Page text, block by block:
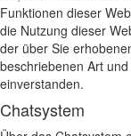
Funktionen dieser
die Nutzung dieser
der über Sie
beschriebenen Art
einverstanden.
Chatsystem